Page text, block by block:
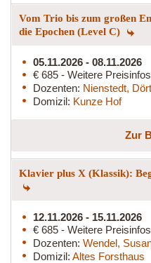
Vom Trio bis zum großen
die Epochen (Level C)
05.11.2026 - 08.11.2026
€ 685 - Weitere Preisinfos
Dozenten: Nienstedt,
Domizil: Kunze Hof
Zur
Klavier plus X (Klassik):
12.11.2026 - 15.11.2026
€ 685 - Weitere Preisinfos
Dozenten: Wendel,
Domizil: Altes Forsthaus